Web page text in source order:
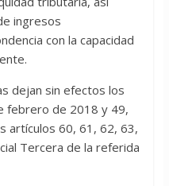
ingresos
con la capacidad
dejan sin efectos los
febrero de 2018 y 49,
artículos 60, 61, 62, 63,
Tercera de la referida